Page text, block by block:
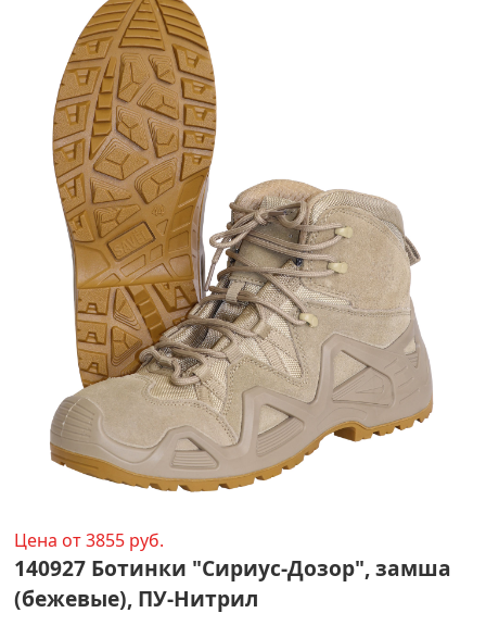
Цена от 3855 руб.
140927 Ботинки "Сириус-Дозор", замша
(бежевые), ПУ-Нитрил